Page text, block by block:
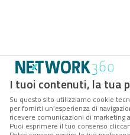
I tuoi contenuti, la tua
Su questo sito utilizziamo cookie
per fornirti un’esperienza di
ricevere comunicazioni di marketing
Puoi esprimere il tuo consenso